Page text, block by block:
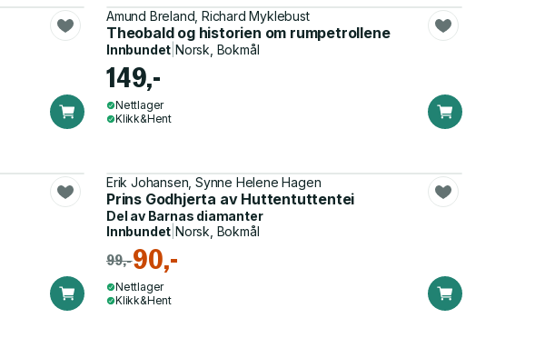
Amund Breland, Richard Myklebust
Theobald og historien om rumpetrollene
Innbundet |Norsk, Bokmål
149,-
Nettlager
Klikk&Hent
Erik Johansen, Synne Helene Hagen
Prins Godhjerta av Huttentuttentei
Del av Barnas diamanter
Innbundet |Norsk, Bokmål
99,-90,-
Nettlager
Klikk&Hent